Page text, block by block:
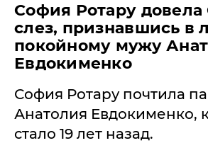
София Ротару довела
слез, признавшись в
покойному мужу
Евдокименко
София Ротару почтила
Анатолия Евдокименко,
стало 19 лет назад.